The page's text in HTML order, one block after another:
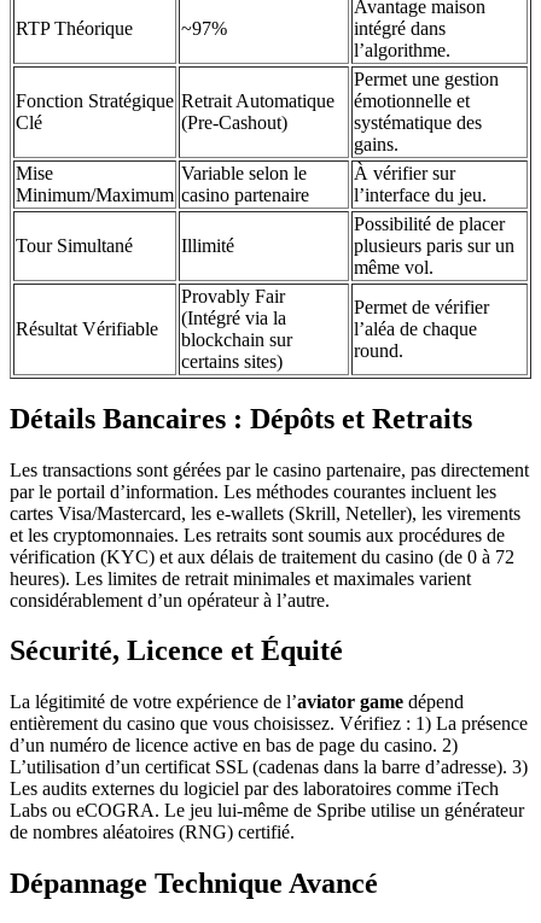
RTP Théorique ~97%
Avantage maison
intégré dans
l’algorithme.
Fonction Stratégique
Clé
Retrait Automatique
(Pre-Cashout)
Permet une gestion
émotionnelle et
systématique des
gains.
Mise
Minimum/Maximum
Variable selon le
casino partenaire
À vérifier sur
l’interface du jeu.
Tour Simultané Illimité
Possibilité de placer
plusieurs paris sur un
même vol.
Résultat Vérifiable
Provably Fair
(Intégré via la
blockchain sur
certains sites)
Permet de vérifier
l’aléa de chaque
round.
Détails Bancaires : Dépôts et Retraits
Les transactions sont gérées par le casino partenaire, pas directement
par le portail d’information. Les méthodes courantes incluent les
cartes Visa/Mastercard, les e-wallets (Skrill, Neteller), les virements
et les cryptomonnaies. Les retraits sont soumis aux procédures de
vérification (KYC) et aux délais de traitement du casino (de 0 à 72
heures). Les limites de retrait minimales et maximales varient
considérablement d’un opérateur à l’autre.
Sécurité, Licence et Équité
La légitimité de votre expérience de l’aviator game dépend
entièrement du casino que vous choisissez. Vérifiez : 1) La présence
d’un numéro de licence active en bas de page du casino. 2)
L’utilisation d’un certificat SSL (cadenas dans la barre d’adresse). 3)
Les audits externes du logiciel par des laboratoires comme iTech
Labs ou eCOGRA. Le jeu lui-même de Spribe utilise un générateur
de nombres aléatoires (RNG) certifié.
Dépannage Technique Avancé